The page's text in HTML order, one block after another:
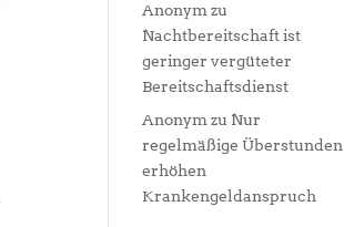
Anonym zu
Nachtbereitschaft ist
geringer vergüteter
Bereitschaftsdienst
Anonym zu Nur
regelmäßige Überstunden
erhöhen
Krankengeldanspruch